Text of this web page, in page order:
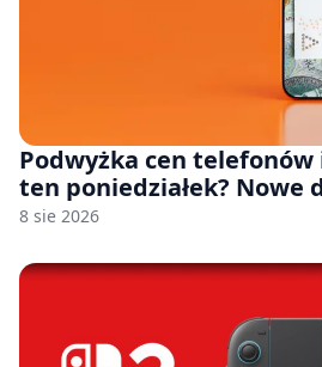
Podwyżka cen telefonów
ten poniedziałek? Nowe
8 sie 2026